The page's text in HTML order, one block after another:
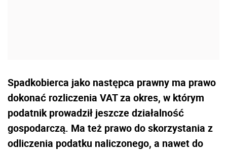
Spadkobierca jako następca prawny ma prawo
dokonać rozliczenia VAT za okres, w którym
podatnik prowadził jeszcze działalność
gospodarczą. Ma też prawo do skorzystania z
odliczenia podatku naliczonego, a nawet do